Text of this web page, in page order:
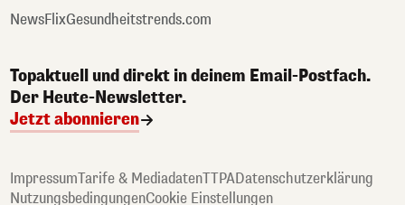
NewsFlixGesundheitstrends.com
Topaktuell und direkt in deinem Email-Postfach.
Der Heute-Newsletter.
Jetzt abonnieren
ImpressumTarife & MediadatenTTPADatenschutzerklärung
NutzungsbedingungenCookie Einstellungen